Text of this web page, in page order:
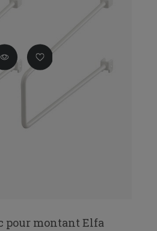
pour montant Elfa